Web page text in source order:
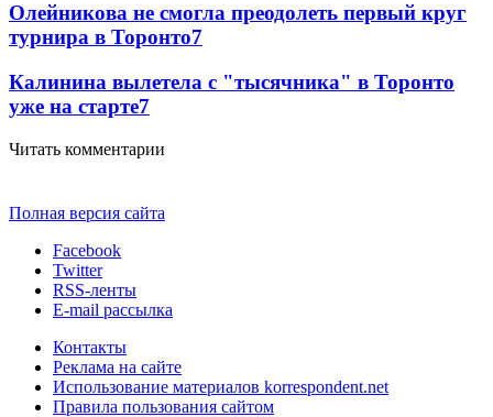
Олейникова не смогла преодолеть первый круг
турнира в Торонто7
Калинина вылетела с "тысячника" в Торонто
уже на старте7
Читать комментарии
Полная версия сайта
Facebook
Twitter
RSS-ленты
E-mail рассылка
Контакты
Реклама на сайте
Использование материалов korrespondent.net
Правила пользования сайтом